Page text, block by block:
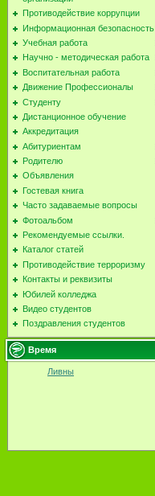
Противодействие коррупции
Информационная безопасность
Учебная работа
Научно - методическая работа
Воспитательная работа
Движение Профессионалы
Студенту
Дистанционное обучение
Аккредитация
Абитуриентам
Родителю
Объявления
Гостевая книга
Часто задаваемые вопросы
Фотоальбом
Рекомендуемые ссылки.
Каталог статей
Противодействие терроризму
Контакты и реквизиты
Юбилей колледжа
Видео студентов
Поздравления студентов
Время
Ливны